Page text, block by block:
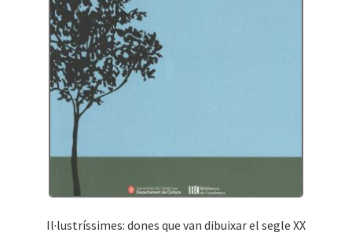
Il·lustríssimes: dones que van dibuixar el segle XX